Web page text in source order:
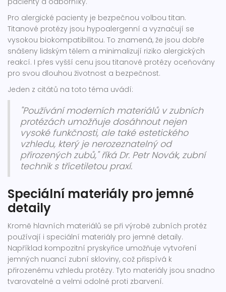
Pro alergické pacienty je bezpečnou volbou titan.
Titanové protézy jsou hypoalergenní a vyznačují se
vysokou biokompatibilitou. To znamená, že jsou dobře
snášeny lidským tělem a minimalizují riziko alergických
reakcí. I přes vyšší cenu jsou titanové protézy oceňovány
pro svou dlouhou životnost a bezpečnost.
Jeden z citátů na toto téma uvádí:
"Používání moderních materiálů v zubních
protézách umožňuje dosáhnout nejen
vysoké funkčnosti, ale také estetického
vzhledu, který je nerozeznatelný od
přirozených zubů," říká Dr. Petr Novák, zubní
technik s třicetiletou praxí.
Speciální materiály pro jemné
detaily
Kromě hlavních materiálů se při výrobě zubních protéz
používají i speciální materiály pro jemné detaily.
Například kompozitní pryskyřice umožňuje vytvoření
jemných nuancí zubní skloviny, což přispívá k
přirozenému vzhledu protézy. Tyto materiály jsou snadno
tvarovatelné a velmi odolné proti zbarvení.